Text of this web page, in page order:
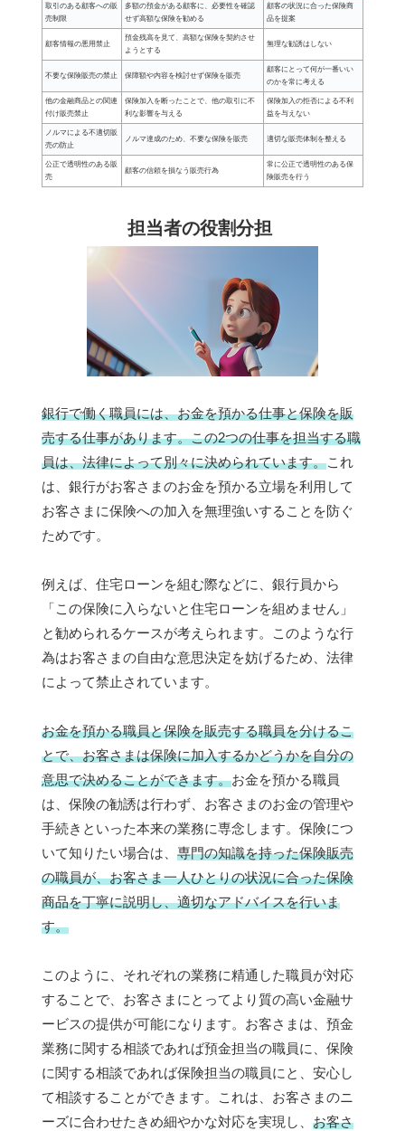
取引のある顧客への販
売制限
多額の預金がある顧客に、必要性を確認
せず高額な保険を勧める
顧客の状況に合った保険商
品を提案
顧客情報の悪用禁止
預金残高を見て、高額な保険を契約させ
ようとする
無理な勧誘はしない
不要な保険販売の禁止 保障額や内容を検討せず保険を販売
顧客にとって何が一番いい
のかを常に考える
他の金融商品との関連
付け販売禁止
保険加入を断ったことで、他の取引に不
利な影響を与える
保険加入の拒否による不利
益を与えない
ノルマによる不適切販
売の防止
ノルマ達成のため、不要な保険を販売 適切な販売体制を整える
公正で透明性のある販
売
顧客の信頼を損なう販売行為
常に公正で透明性のある保
険販売を行う
担当者の役割分担
銀行で働く職員には、お金を預かる仕事と保険を販
売する仕事があります。この2つの仕事を担当する職
員は、法律によって別々に決められています。これ
は、銀行がお客さまのお金を預かる立場を利用して
お客さまに保険への加入を無理強いすることを防ぐ
ためです。
例えば、住宅ローンを組む際などに、銀行員から
「この保険に入らないと住宅ローンを組めません」
と勧められるケースが考えられます。このような行
為はお客さまの自由な意思決定を妨げるため、法律
によって禁止されています。
お金を預かる職員と保険を販売する職員を分けるこ
とで、お客さまは保険に加入するかどうかを自分の
意思で決めることができます。お金を預かる職員
は、保険の勧誘は行わず、お客さまのお金の管理や
手続きといった本来の業務に専念します。保険につ
いて知りたい場合は、 専門の知識を持った保険販売
の職員が、お客さま一人ひとりの状況に合った保険
商品を丁寧に説明し、適切なアドバイスを行いま
す。
このように、それぞれの業務に精通した職員が対応
することで、お客さまにとってより質の高い金融サ
ービスの提供が可能になります。お客さまは、預金
業務に関する相談であれば預金担当の職員に、保険
に関する相談であれば保険担当の職員にと、安心し
て相談することができます。これは、お客さまのニ
ーズに合わせたきめ細やかな対応を実現し、 お客さ